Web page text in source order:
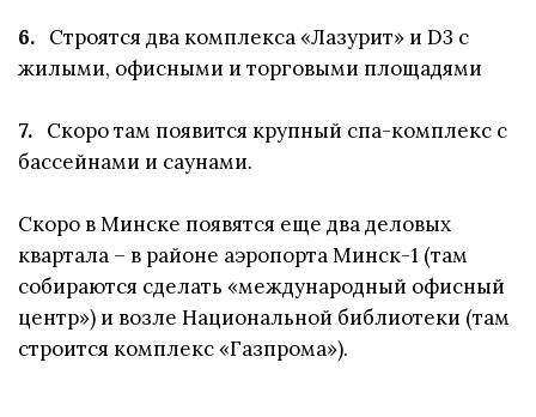
6. Строятся два комплекса «Лазурит» и D3 с
жилыми, офисными и торговыми площадями
7. Скоро там появится крупный спа-комплекс с
бассейнами и саунами.
Скоро в Минске появятся еще два деловых
квартала – в районе аэропорта Минск-1 (там
собираются сделать «международный офисный
центр») и возле Национальной библиотеки (там
строится комплекс «Газпрома»).